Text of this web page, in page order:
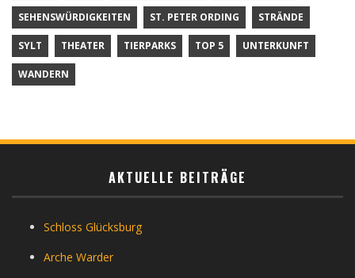
SEHENSWÜRDIGKEITEN ST. PETER ORDING STRÄNDE
SYLT THEATER TIERPARKS TOP 5 UNTERKUNFT
WANDERN
AKTUELLE BEITRÄGE
Schloss Glücksburg
Arche Warder